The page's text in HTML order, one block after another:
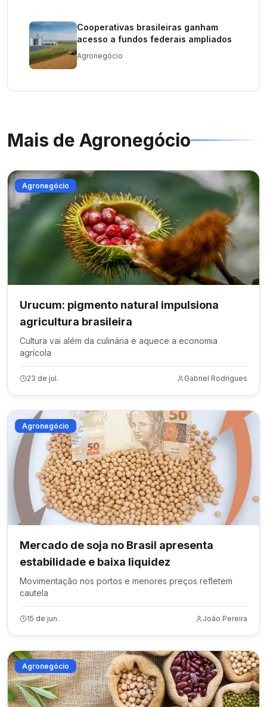
Cooperativas brasileiras ganham
acesso a fundos federais ampliados
Agronegócio
Mais de Agronegócio
Agronegócio
Urucum: pigmento natural impulsiona
agricultura brasileira
Cultura vai além da culinária e aquece a economia
agrícola
23 de jul. Gabriel Rodrigues
Agronegócio
Mercado de soja no Brasil apresenta
estabilidade e baixa liquidez
Movimentação nos portos e menores preços refletem
cautela
15 de jun. João Pereira
Agronegócio